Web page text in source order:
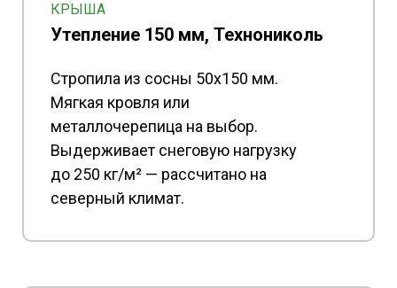
Стропила из сосны 50x150 мм.
Мягкая кровля или
металлочерепица на выбор.
Выдерживает снеговую нагрузку
до 250 кг/м² — рассчитано на
северный климат.
Утепление 150 мм, Технониколь
КРЫША